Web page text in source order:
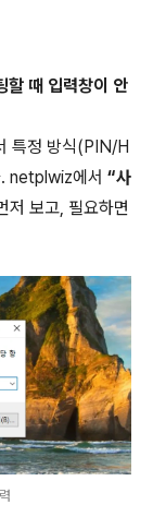
할 때 입력창이 안
특정 방식(PIN/H
netplwiz에서 “사
저 보고, 필요하면